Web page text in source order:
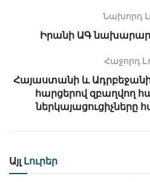
Նախորդ
Իրանի ԱԳ
Հաջորդ
Հայաստանի և
հարցերով զբաղվող
ներկայացուցիչները
Այլ Լուրեր